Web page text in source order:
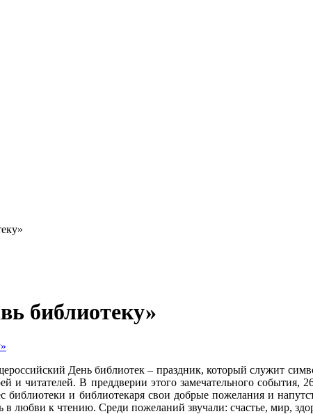
библиотеку»
День библиотек – праздник, который служит
и читателей. В преддверии этого замечательного
и библиотекаря свои добрые пожелания и
в любви к чтению. Среди пожеланий звучали: счастье, мир,